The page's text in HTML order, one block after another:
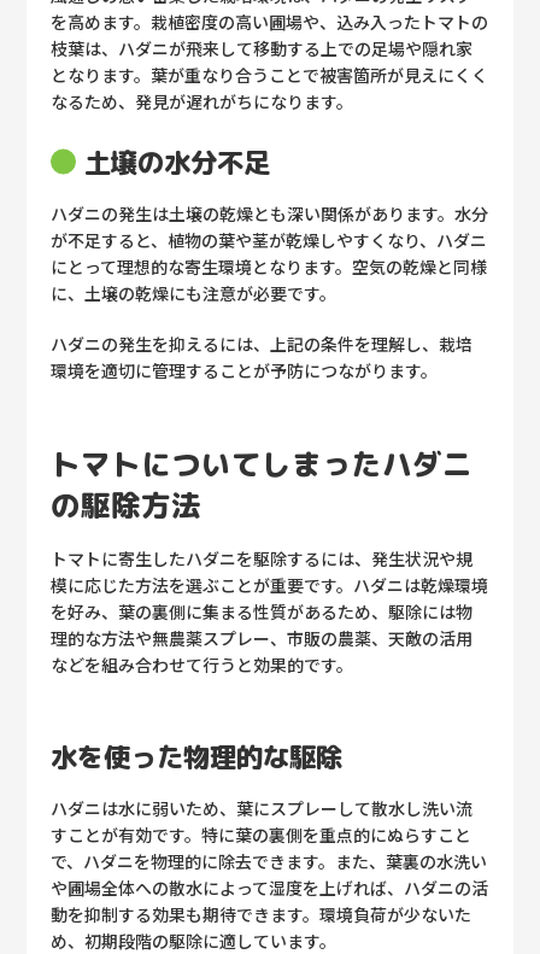
を高めます。栽植密度の高い圃場や、込み入ったトマトの
枝葉は、ハダニが飛来して移動する上での足場や隠れ家
となります。葉が重なり合うことで被害箇所が見えにくく
なるため、発見が遅れがちになります。
土壌の水分不足
ハダニの発生は土壌の乾燥とも深い関係があります。水分
が不足すると、植物の葉や茎が乾燥しやすくなり、ハダニ
にとって理想的な寄生環境となります。空気の乾燥と同様
に、土壌の乾燥にも注意が必要です。
ハダニの発生を抑えるには、上記の条件を理解し、栽培
環境を適切に管理することが予防につながります。
トマトについてしまったハダニ
の駆除方法
トマトに寄生したハダニを駆除するには、発生状況や規
模に応じた方法を選ぶことが重要です。ハダニは乾燥環境
を好み、葉の裏側に集まる性質があるため、駆除には物
理的な方法や無農薬スプレー、市販の農薬、天敵の活用
などを組み合わせて行うと効果的です。
水を使った物理的な駆除
ハダニは水に弱いため、葉にスプレーして散水し洗い流
すことが有効です。特に葉の裏側を重点的にぬらすこと
で、ハダニを物理的に除去できます。また、葉裏の水洗い
や圃場全体への散水によって湿度を上げれば、ハダニの活
動を抑制する効果も期待できます。環境負荷が少ないた
め、初期段階の駆除に適しています。